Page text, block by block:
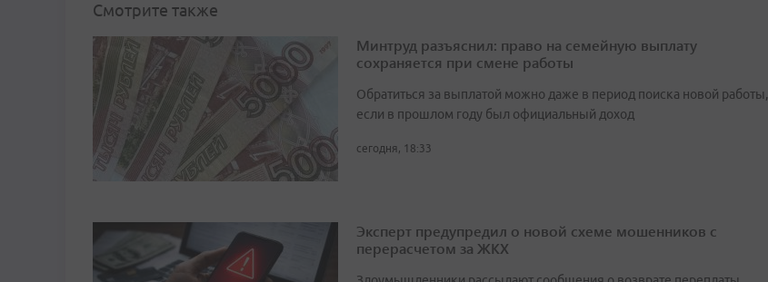
Смотрите также
Минтруд разъяснил: право на семейную выплату
сохраняется при смене работы
Обратиться за выплатой можно даже в период поиска новой работы,
если в прошлом году был официальный доход
сегодня, 18:33
Эксперт предупредил о новой схеме мошенников с
перерасчетом за ЖКХ